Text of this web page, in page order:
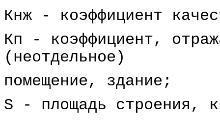
Кнж - коэффициент
Кп - коэффициент,
(неотдельное)
помещение, здание;
S - площадь строения,